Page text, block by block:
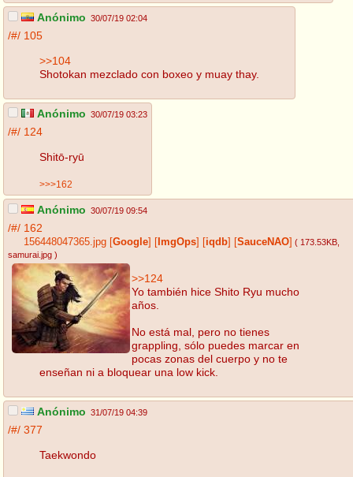
Anónimo 30/07/19 02:04
/#/ 105
>>104
Shotokan mezclado con boxeo y muay thay.
Anónimo 30/07/19 03:23
/#/ 124
Shitō-ryū
>>>162
Anónimo 30/07/19 09:54
/#/ 162
156448047365.jpg Google ImgOps iqdb SauceNAO ( 173.53KB
samurai.jpg )
>>124
Yo también hice Shito Ryu mucho
años.
No está mal, pero no tienes
grappling, sólo puedes marcar en
pocas zonas del cuerpo y no te
enseñan ni a bloquear una low kick.
Anónimo 31/07/19 04:39
/#/ 377
Taekwondo